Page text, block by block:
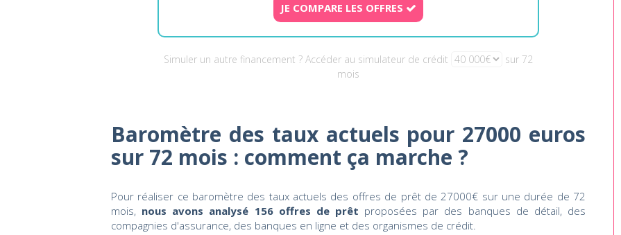
JE COMPARE LES OFFRES
Simuler un autre financement ? Accéder au simulateur de crédit
sur 72
mois
Baromètre des taux actuels pour 27000 euros
sur 72 mois : comment ça marche ?
Pour réaliser ce baromètre des taux actuels des offres de prêt de 27000€ sur une durée de 72
mois, nous avons analysé 156 offres de prêt proposées par des banques de détail, des
compagnies d'assurance, des banques en ligne et des organismes de crédit.